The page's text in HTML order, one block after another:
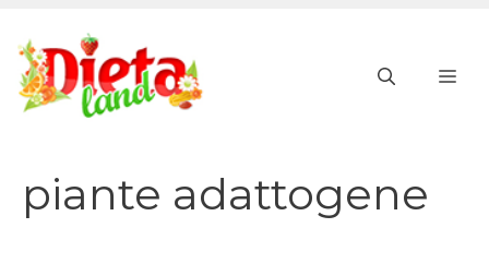
contenuto
piante adattogene